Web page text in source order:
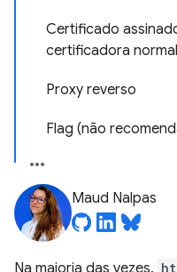
Certificado
certificadora normal
Proxy reverso
Flag (não
Maud Nalpas
Na maioria das vezes,